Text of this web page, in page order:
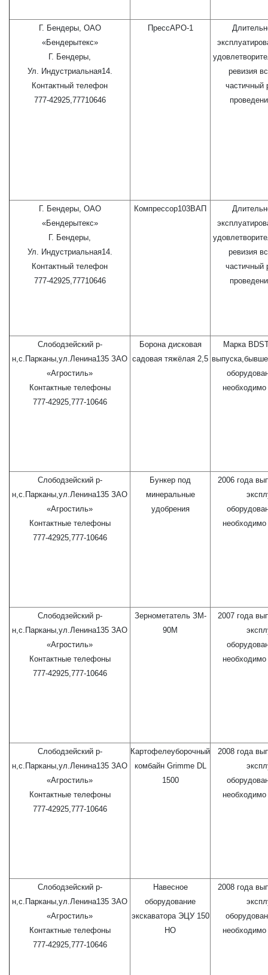
Г. Бендеры, ОАО
«Бендерытекс»
Г. Бендеры,
Ул. Индустриальная14.
Контактный телефон
777-42925,77710646
ПрессАРО-1
ревизия
частичный
Г. Бендеры, ОАО
«Бендерытекс»
Г. Бендеры,
Ул. Индустриальная14.
Контактный телефон
777-42925,77710646
Компрессор103ВАП
ревизия
частичный
Слободзейский р-
н,с.Парканы,ул.Ленина135 ЗАО
«Агростиль»
Контактные телефоны
777-42925,777-10646
Борона дисковая
садовая тяжёлая 2,5
Марка
Слободзейский р-
н,с.Парканы,ул.Ленина135 ЗАО
«Агростиль»
Контактные телефоны
777-42925,777-10646
Бункер под
минеральные
удобрения
2006 года
Слободзейский р-
н,с.Парканы,ул.Ленина135 ЗАО
«Агростиль»
Контактные телефоны
777-42925,777-10646
Зернометатель ЗМ-
90М
2007 года
Слободзейский р-
н,с.Парканы,ул.Ленина135 ЗАО
«Агростиль»
Контактные телефоны
777-42925,777-10646
Картофелеуборочный
комбайн Grimme DL
1500
2008 года
Слободзейский р-
н,с.Парканы,ул.Ленина135 ЗАО
«Агростиль»
Контактные телефоны
777-42925,777-10646
Навесное
оборудование
экскаватора ЭЦУ 150
НО
2008 года